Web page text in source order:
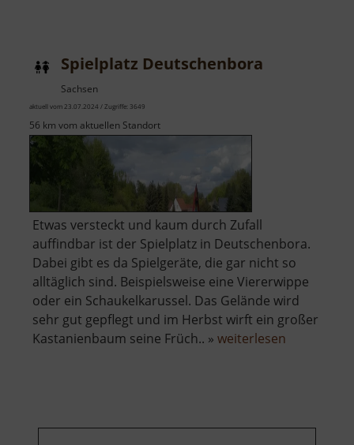
Spielplatz Deutschenbora
Sachsen
aktuell vom 23.07.2024 / Zugriffe: 3649
56 km vom aktuellen Standort
Etwas versteckt und kaum durch Zufall
auffindbar ist der Spielplatz in Deutschenbora.
Dabei gibt es da Spielgeräte, die gar nicht so
alltäglich sind. Beispielsweise eine Viererwippe
oder ein Schaukelkarussel. Das Gelände wird
sehr gut gepflegt und im Herbst wirft ein großer
Kastanienbaum seine Früch.. » weiterlesen